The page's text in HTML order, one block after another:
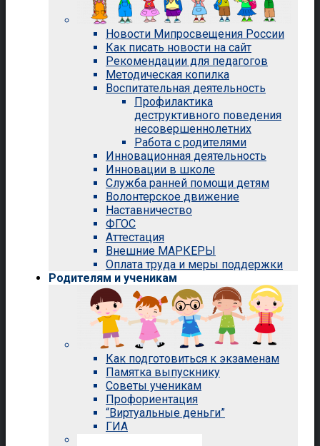
Новости Мипросвещения России
Как писать новости на сайт
Рекомендации для педагогов
Методическая копилка
Воспитательная деятельность
Профилактика
деструктивного поведения
несовершеннолетних
Работа с родителями
Инновационная деятельность
Инновации в школе
Служба ранней помощи детям
Волонтерское движение
Наставничество
ФГОС
Аттестация
Внешние МАРКЕРЫ
Оплата труда и меры поддержки
Родителям и ученикам
Как подготовиться к экзаменам
Памятка выпускнику
Советы ученикам
Профориентация
“Виртуальные деньги”
ГИА